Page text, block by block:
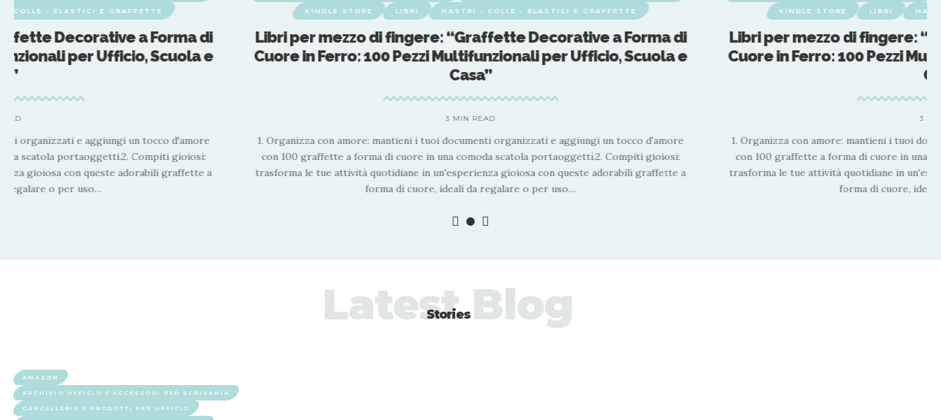
- COLLE - ELASTICI E GRAFFETTE
Decorative a Forma di
per Ufficio, Scuola e
organizzati e aggiungi un tocco d'amore
scatola portaoggetti.2. Compiti gioiosi:
gioiosa con queste adorabili graffette a
regalare o per uso…
KINDLE STORE LIBRI NASTRI - COLLE - ELASTICI E GRAFFETTE
Libri per mezzo di fingere: “Graffette Decorative a Forma di
Cuore in Ferro: 100 Pezzi Multifunzionali per Ufficio, Scuola e
Casa”
3 MIN READ
1. Organizza con amore: mantieni i tuoi documenti organizzati e aggiungi un tocco d'amore
con 100 graffette a forma di cuore in una comoda scatola portaoggetti.2. Compiti gioiosi:
trasforma le tue attività quotidiane in un'esperienza gioiosa con queste adorabili graffette a
forma di cuore, ideali da regalare o per uso…
KINDLE STORE LIBRI
Libri per mezzo di fingere:
Cuore in Ferro: 100 Pezzi
3
1. Organizza con amore: mantieni i tuoi
con 100 graffette a forma di cuore in una
trasforma le tue attività quotidiane in
forma di cuore,
Stories
Latest Blog
AMAZON
ARCHIVIO UFFICIO E ACCESSORI PER SCRIVANIA
CANCELLERIA E PRODOTTI PER UFFICIO